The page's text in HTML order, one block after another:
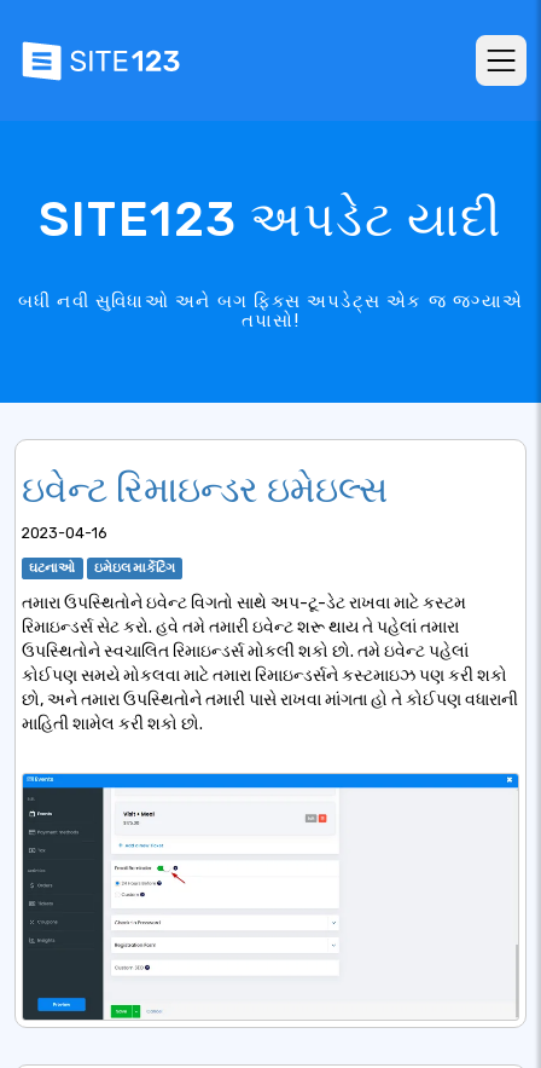
SITE123 અપડેટ યાદી
બધી નવી સુવિધાઓ અને બગ ફિક્સ અપડેટ્સ એક જ જગ્યાએ
તપાસો!
ઇવેન્ટ રિમાઇન્ડર ઇમેઇલ્સ
2023-04-16
ઘટનાઓ ઇમેઇલ માર્કેટિંગ
તમારા ઉપસ્થિતોને ઇવેન્ટ વિગતો સાથે અપ-ટૂ-ડેટ રાખવા માટે કસ્ટમ
રિમાઇન્ડર્સ સેટ કરો. હવે તમે તમારી ઇવેન્ટ શરૂ થાય તે પહેલાં તમારા
ઉપસ્થિતોને સ્વચાલિત રિમાઇન્ડર્સ મોકલી શકો છો. તમે ઇવેન્ટ પહેલાં
કોઈપણ સમયે મોકલવા માટે તમારા રિમાઇન્ડર્સને કસ્ટમાઇઝ પણ કરી શકો
છો, અને તમારા ઉપસ્થિતોને તમારી પાસે રાખવા માંગતા હો તે કોઈપણ વધારાની
માહિતી શામેલ કરી શકો છો.